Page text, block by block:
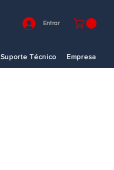
Entrar
Suporte Técnico Empresa